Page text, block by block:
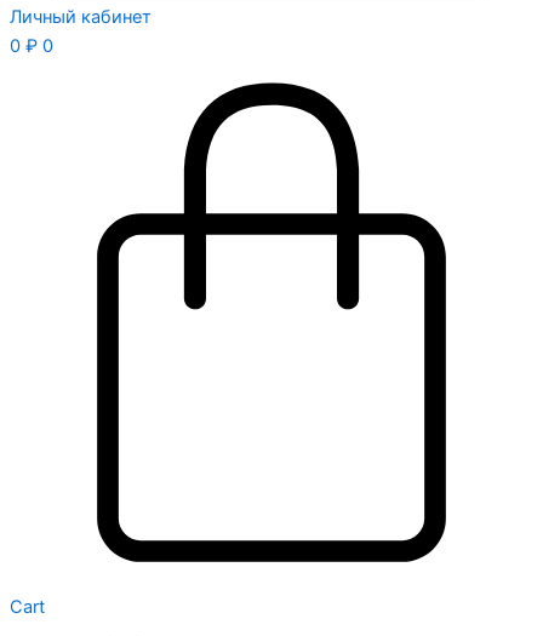
Личный кабинет
0 ₽ 0
Cart